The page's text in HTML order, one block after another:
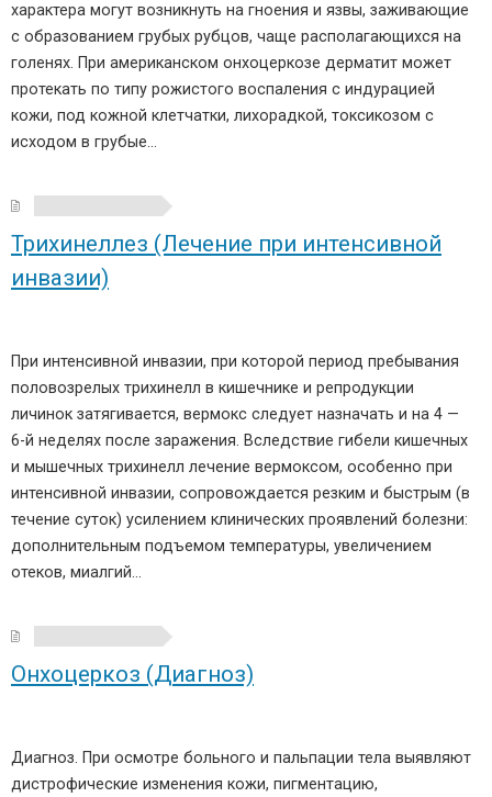
характера могут возникнуть на гноения и язвы, заживающие
с образованием грубых рубцов, чаще располагающихся на
голенях. При американском онхоцеркозе дерматит может
протекать по типу рожистого воспаления с индурацией
кожи, под кожной клетчатки, лихорадкой, токсикозом с
исходом в грубые…
Трихинеллез (Лечение при интенсивной
инвазии)
При интенсивной инвазии, при которой период пребывания
половозрелых трихинелл в кишечнике и репродукции
личинок затягивается, вермокс следует назначать и на 4 —
6-й неделях после заражения. Вследствие гибели кишечных
и мышечных трихинелл лечение вермоксом, особенно при
интенсивной инвазии, сопровождается резким и быстрым (в
течение суток) усилением клинических проявлений болезни:
дополнительным подъемом температуры, увеличением
отеков, миалгий…
Онхоцеркоз (Диагноз)
Диагноз. При осмотре больного и пальпации тела выявляют
дистрофические изменения кожи, пигментацию,